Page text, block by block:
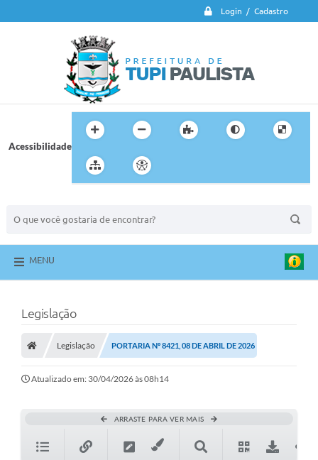
Login / Cadastro
Acessibilidade
MENU
Legislação
Legislação PORTARIA Nº 8421, 08 DE ABRIL DE 2026
Atualizado em: 30/04/2026 às 08h14
ARRASTE PARA VER MAIS